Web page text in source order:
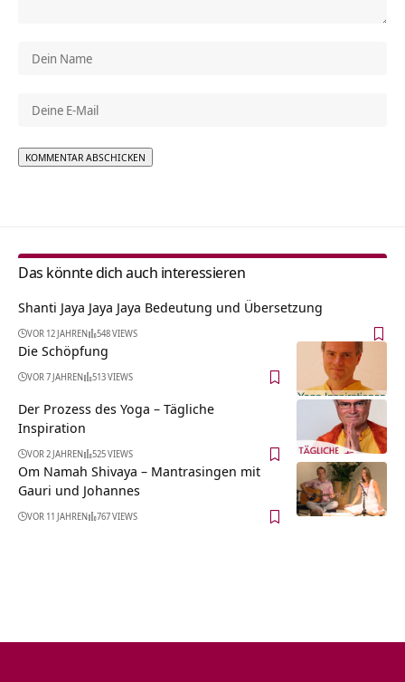
Das könnte dich auch interessieren
Shanti Jaya Jaya Jaya Bedeutung und Übersetzung
VOR 12 JAHREN 548 VIEWS
Die Schöpfung
VOR 7 JAHREN 513 VIEWS
Der Prozess des Yoga – Tägliche
Inspiration
VOR 2 JAHREN 525 VIEWS
Om Namah Shivaya – Mantrasingen mit
Gauri und Johannes
VOR 11 JAHREN 767 VIEWS